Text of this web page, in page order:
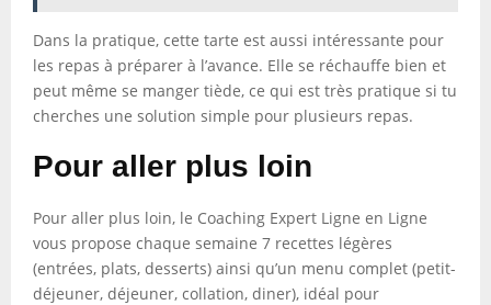
Dans la pratique, cette tarte est aussi intéressante pour
les repas à préparer à l’avance. Elle se réchauffe bien et
peut même se manger tiède, ce qui est très pratique si tu
cherches une solution simple pour plusieurs repas.
Pour aller plus loin
Pour aller plus loin, le Coaching Expert Ligne en Ligne
vous propose chaque semaine 7 recettes légères
(entrées, plats, desserts) ainsi qu’un menu complet (petit-
déjeuner, déjeuner, collation, diner), idéal pour